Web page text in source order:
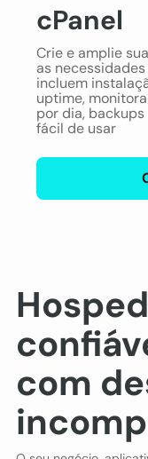
cPanel
Crie e amplie
as
incluem
uptime,
por dia,
fácil de usar
com